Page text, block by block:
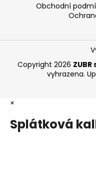
Obchodní
Copyright 2026
vyhrazena.
×
Splátková